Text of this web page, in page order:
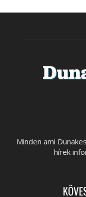
Minden ami
hírek